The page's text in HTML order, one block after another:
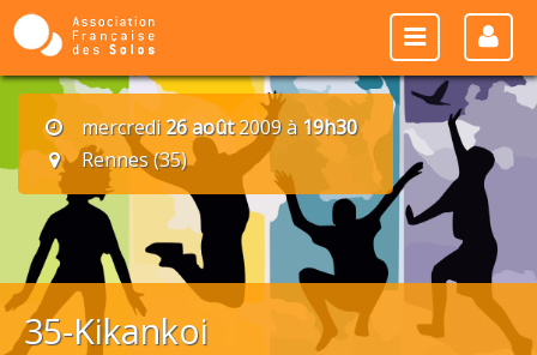
mercredi26 août2009 à 19h30
Rennes (35)
35-Kikankoi